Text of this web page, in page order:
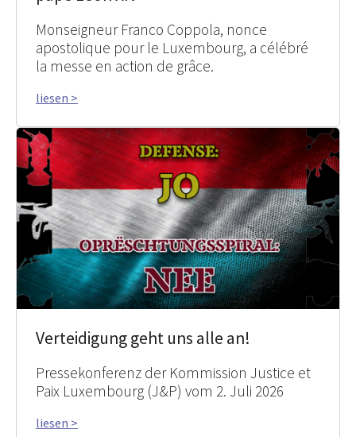
Monseigneur Franco Coppola, nonce
apostolique pour le Luxembourg, a célébré
la messe en action de grâce.
liesen >
Verteidigung geht uns alle an!
Pressekonferenz der Kommission Justice et
Paix Luxembourg (J&P) vom 2. Juli 2026
liesen >